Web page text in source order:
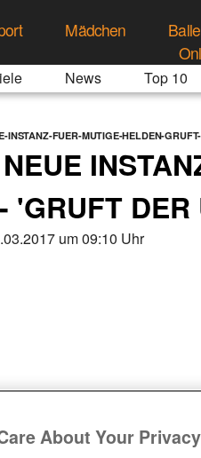
Mädchen
News Top 10
INSTANZ-FUER-MUTIGE-HELDEN-
'GRUFT DER
um 09:10 Uhr
About Your Privacy